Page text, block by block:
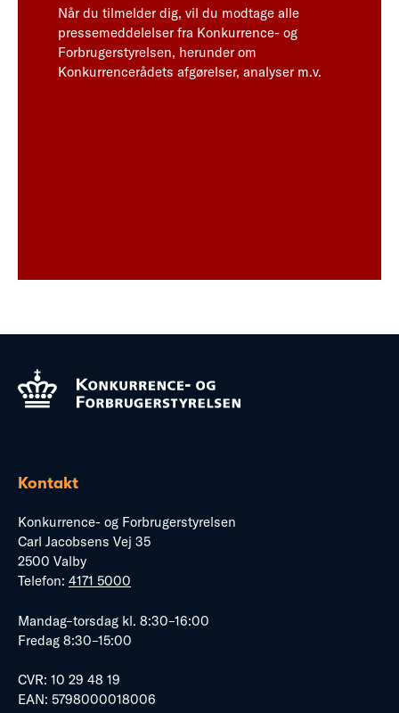
Når du tilmelder dig, vil du modtage alle
pressemeddelelser fra Konkurrence- og
Forbrugerstyrelsen, herunder om
Konkurrencerådets afgørelser, analyser m.v.
Kontakt
Konkurrence- og Forbrugerstyrelsen
Carl Jacobsens Vej 35
2500 Valby
Telefon: 4171 5000
Mandag–torsdag kl. 8:30–16:00
Fredag 8:30–15:00
CVR: 10 29 48 19
EAN: 5798000018006